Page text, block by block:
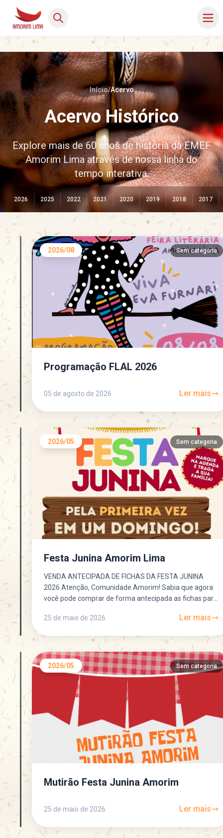
Início/Acervo
Acervo Histórico
Explore mais de 60 anos de história da EMEF
Amorim Lima através de nossa linha do
tempo interativa.
2026 2025 2022 2021 2020 2019 2018 2017
2026/08 Sem categoria
Programação FLAL 2026
05 de agosto de 2026 Ler mais
2026/05 Sem categoria
Festa Junina Amorim Lima
VENDA ANTECIPADA DE FICHAS DA FESTA JUNINA
2026 Atenção, Comunidade Amorim! Sabia que agora
você pode comprar de forma antecipada as fichas para
25 de maio de 2026
Ler mais
2026/05 Sem categoria
Mutirão Festa Junina Amorim
25 de maio de 2026 Ler mais